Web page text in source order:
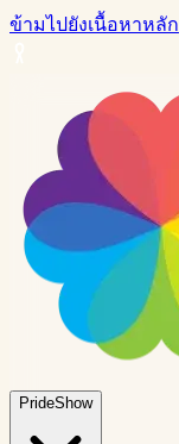
ข้ามไปยังเนื้อหาหลัก
PrideShow